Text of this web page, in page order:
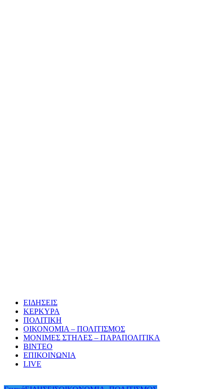
ΕΙΔΗΣΕΙΣ
ΚΕΡΚΥΡΑ
ΠΟΛΙΤΙΚΗ
ΟΙΚΟΝΟΜΙΑ – ΠΟΛΙΤΙΣΜΟΣ
ΜΟΝΙΜΕΣ ΣΤΗΛΕΣ – ΠΑΡΑΠΟΛΙΤΙΚΑ
ΒΙΝΤΕΟ
ΕΠΙΚΟΙΝΩΝΙΑ
LIVE